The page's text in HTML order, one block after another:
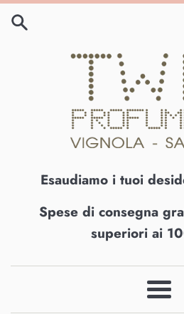
Vai
direttamente
Esaudiamo i tuoi
Spese di consegna
superiori ai
Menu